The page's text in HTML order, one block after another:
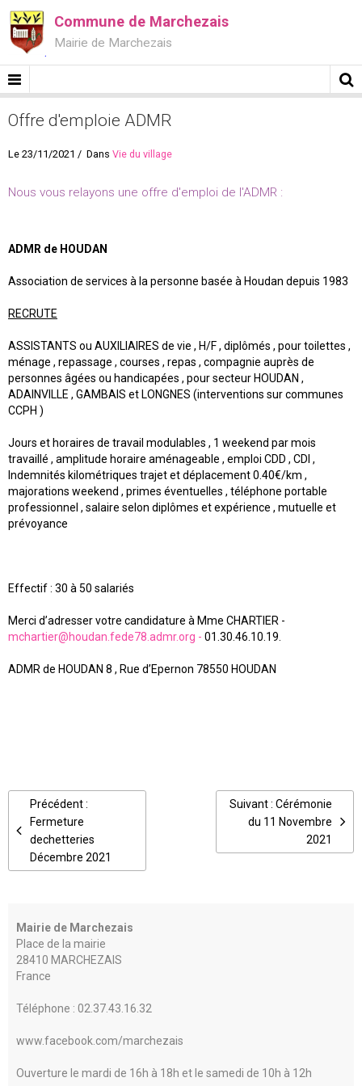
Commune de Marchezais
Mairie de Marchezais
Offre d'emploie ADMR
Le 23/11/2021 Dans Vie du village
Nous vous relayons une offre d'emploi de l'ADMR :
ADMR de HOUDAN
Association de services à la personne basée à Houdan depuis 1983
RECRUTE
ASSISTANTS ou AUXILIAIRES de vie , H/F , diplômés , pour toilettes ,
ménage , repassage , courses , repas , compagnie auprès de
personnes âgées ou handicapées , pour secteur HOUDAN ,
ADAINVILLE , GAMBAIS et LONGNES (interventions sur communes
CCPH )
Jours et horaires de travail modulables , 1 weekend par mois
travaillé , amplitude horaire aménageable , emploi CDD , CDI ,
Indemnités kilométriques trajet et déplacement 0.40€/km ,
majorations weekend , primes éventuelles , téléphone portable
professionnel , salaire selon diplômes et expérience , mutuelle et
prévoyance
Effectif : 30 à 50 salariés
Merci d’adresser votre candidature à Mme CHARTIER -
mchartier@houdan.fede78.admr.org - 01.30.46.10.19.
ADMR de HOUDAN 8 , Rue d’Epernon 78550 HOUDAN
Précédent :
Fermeture
dechetteries
Décembre 2021
Suivant : Cérémonie
du 11 Novembre
2021
Mairie de Marchezais
Place de la mairie
28410 MARCHEZAIS
France
Téléphone : 02.37.43.16.32
www.facebook.com/marchezais
Ouverture le mardi de 16h à 18h et le samedi de 10h à 12h